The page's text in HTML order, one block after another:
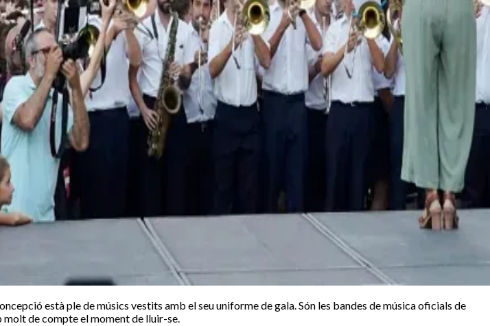
està ple de músics vestits amb el seu uniforme de gala. Són les bandes de música oficials de
molt de compte el moment de lluir-se.